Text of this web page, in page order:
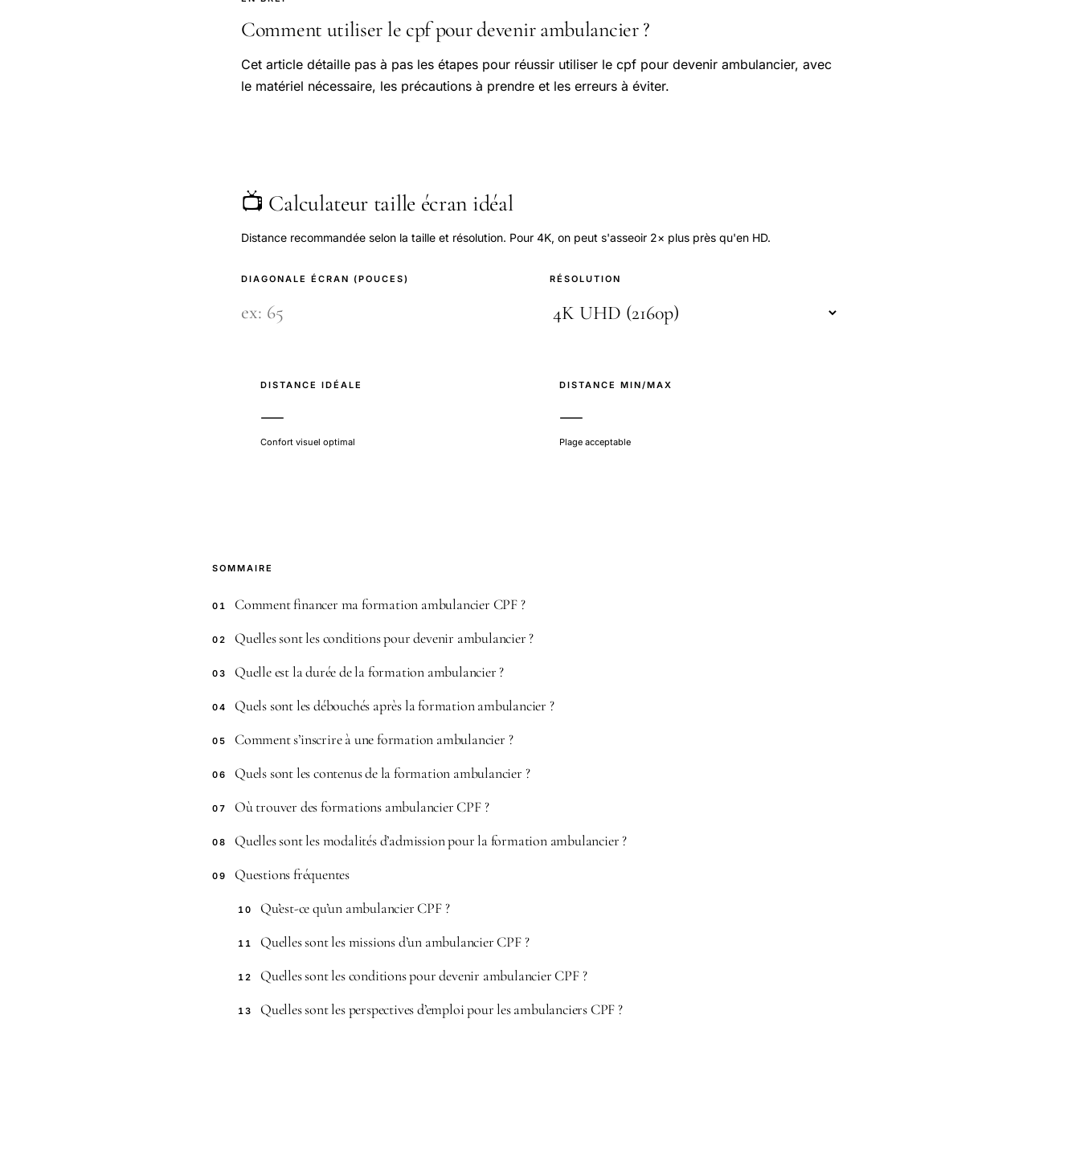
Comment utiliser le cpf pour devenir ambulancier ?
Cet article détaille pas à pas les étapes pour réussir utiliser le cpf pour devenir ambulancier, avec
le matériel nécessaire, les précautions à prendre et les erreurs à éviter.
📺 Calculateur taille écran idéal
Distance recommandée selon la taille et résolution. Pour 4K, on peut s'asseoir 2× plus près qu'en HD.
DIAGONALE ÉCRAN (POUCES) RÉSOLUTION
DISTANCE IDÉALE
—
Confort visuel optimal
DISTANCE MIN/MAX
—
Plage acceptable
SOMMAIRE
01 Comment financer ma formation ambulancier CPF ?
02 Quelles sont les conditions pour devenir ambulancier ?
03 Quelle est la durée de la formation ambulancier ?
04 Quels sont les débouchés après la formation ambulancier ?
05 Comment s’inscrire à une formation ambulancier ?
06 Quels sont les contenus de la formation ambulancier ?
07 Où trouver des formations ambulancier CPF ?
08 Quelles sont les modalités d’admission pour la formation ambulancier ?
09 Questions fréquentes
10 Qu’est-ce qu’un ambulancier CPF ?
11 Quelles sont les missions d’un ambulancier CPF ?
12 Quelles sont les conditions pour devenir ambulancier CPF ?
13 Quelles sont les perspectives d’emploi pour les ambulanciers CPF ?